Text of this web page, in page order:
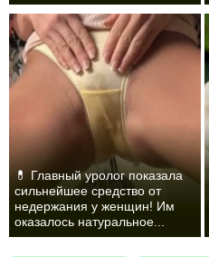
💊 Главный уролог показала
сильнейшее средство от
недержания у женщин! Им
оказалось натуральное...